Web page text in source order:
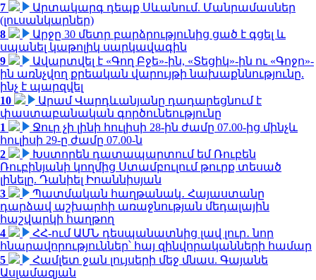
7
Արտակարգ դեպք Սևանում. Մանրամասներ
(լուսանկարներ)
8
Արջը 30 մետր բարձրությունից ցած է գցել և
սպանել կաթոլիկ սարկավագին
9
Ավարտվել է «Գող Բջե»-ին, «Տեցիկ»-ին ու «Գոջո»-
ին առնչվող քրեական վարույթի նախաքննությունը.
ինչ է պարզվել
10
Արամ Վարդևանյանը դադարեցնում է
փաստաբանական գործունեությունը
1
Ջուր չի լինի հուլիսի 28-ին ժամը 07.00-ից մինչև
հուլիսի 29-ը ժամը 07.00-ն
2
Խստորեն դատապարտում եմ Ռուբեն
Ռուբինյանի կողմից Ստամբուլում թուրք տեսած
լինելը. Դանիել Իոաննիսյան
3
Պատմական հաղթանակ․ Հայաստանը
դարձավ աշխարհի առաջնության մեդալային
հաշվարկի հաղթող
4
ՀՀ-ում ԱՄՆ դեսպանատնից լավ լուր․ նոր
հնարավորություններ՝ հայ զինվորականների համար
5
Համլետ ջան լույսերի մեջ մնաս. Գայանե
Ասլամազյան